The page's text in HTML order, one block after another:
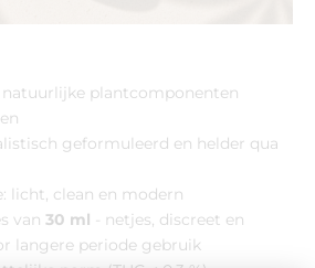
plantcomponenten
geformuleerd en helder qua
licht, clean en modern
van 30 ml - netjes, discreet en
langere periode gebruik